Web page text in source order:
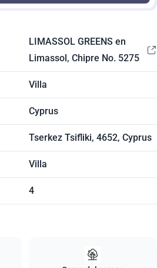
LIMASSOL GREENS en
Limassol, Chipre No. 5275
Villa
Cyprus
Tserkez Tsifliki, 4652, Cyprus
Villa
4